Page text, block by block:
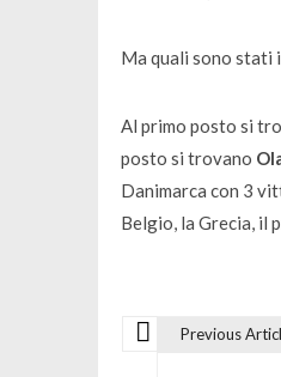
Ma quali sono stati
Al primo posto si
posto si trovano
Danimarca con 3
Belgio, la Grecia, il
Previous